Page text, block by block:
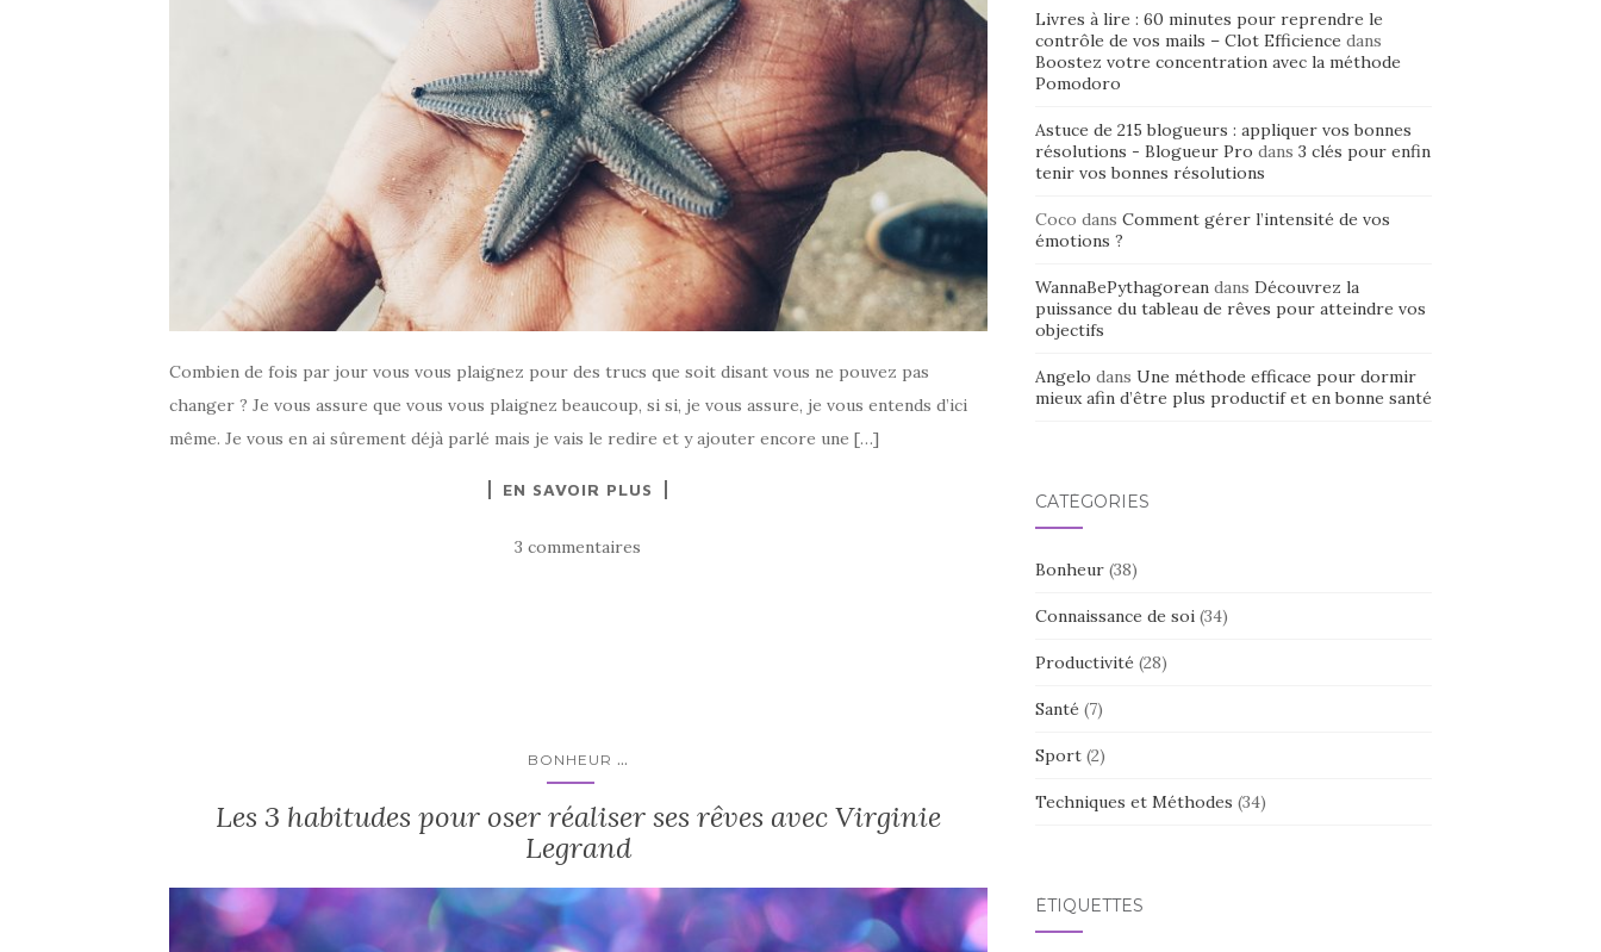
Combien de fois par jour vous vous plaignez pour des trucs que soit disant vous ne pouvez pas
changer ? Je vous assure que vous vous plaignez beaucoup, si si, je vous assure, je vous entends d’ici
même. Je vous en ai sûrement déjà parlé mais je vais le redire et y ajouter encore une […]
EN SAVOIR PLUS
3 commentaires
BONHEUR ...
Les 3 habitudes pour oser réaliser ses rêves avec Virginie
Legrand
Livres à lire : 60 minutes pour reprendre le
contrôle de vos mails – Clot Efficience dans
Boostez votre concentration avec la méthode
Pomodoro
Astuce de 215 blogueurs : appliquer vos bonnes
résolutions - Blogueur Pro dans 3 clés pour enfin
tenir vos bonnes résolutions
Coco dans Comment gérer l’intensité de vos
émotions ?
WannaBePythagoreandans Découvrez la
puissance du tableau de rêves pour atteindre vos
objectifs
Angelo dans Une méthode efficace pour dormir
mieux afin d’être plus productif et en bonne santé
CATÉGORIES
Bonheur(38)
Connaissance de soi(34)
Productivité (28)
Santé (7)
Sport(2)
Techniques et Méthodes (34)
ÉTIQUETTES